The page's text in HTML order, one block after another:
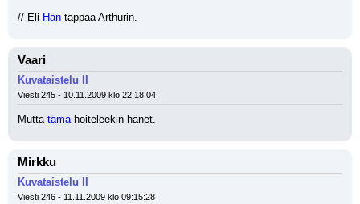
// Eli Hän tappaa Arthurin.
Vaari
Kuvataistelu II
Viesti 245 - 10.11.2009 klo 22:18:04
Mutta tämä hoiteleekin hänet.
Mirkku
Kuvataistelu II
Viesti 246 - 11.11.2009 klo 09:15:28